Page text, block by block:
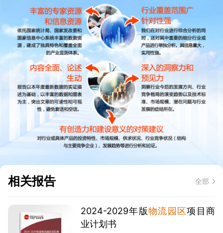
相关报告 全部
2024-2029年版物流园区项目商
业计划书